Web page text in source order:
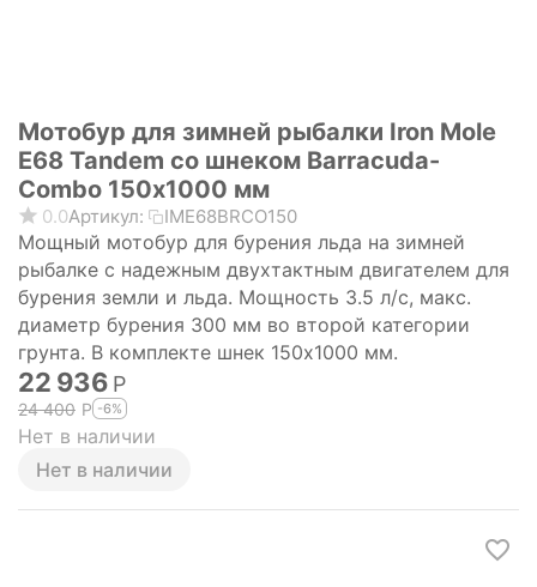
Мотобур для зимней рыбалки Iron Mole
E68 Tandem со шнеком Barracuda-
Combo 150х1000 мм
0.0Артикул: IME68BRCO150
Мощный мотобур для бурения льда на зимней
рыбалке с надежным двухтактным двигателем для
бурения земли и льда. Мощность 3.5 л/с, макс.
диаметр бурения 300 мм во второй категории
грунта. В комплекте шнек 150х1000 мм.
22 936 Р
24 400 Р -6%
Нет в наличии
Нет в наличии